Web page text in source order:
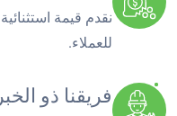
نقدم قيمة
للعملاء.
فريقنا ذو